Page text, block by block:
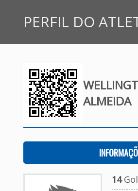
PERFIL DO
ALMEIDA
14